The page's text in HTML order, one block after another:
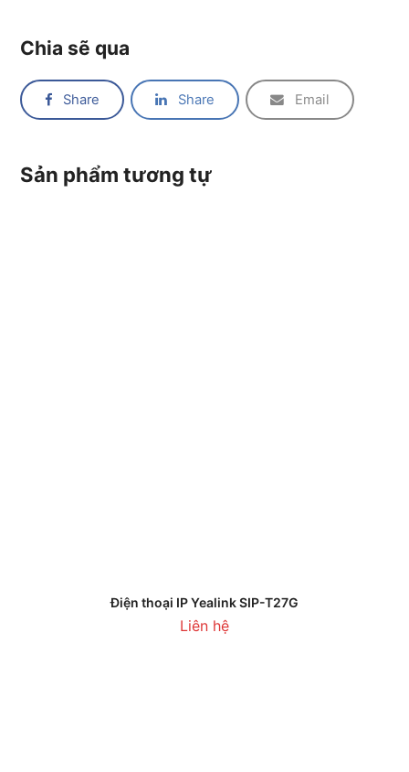
Chia sẽ qua
Share Share Email
Sản phẩm tương tự
Điện thoại IP Yealink SIP-T27G
Liên hệ